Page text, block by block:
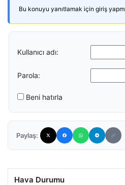
Bu konuyu yanıtlamak için giriş
Kullanıcı adı:
Parola:
Beni hatırla
Paylaş:
Hava Durumu